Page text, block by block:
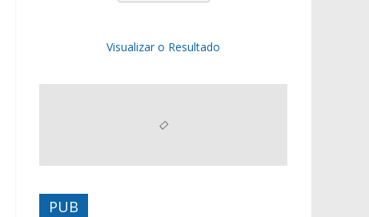
Visualizar o Resultado
PUB